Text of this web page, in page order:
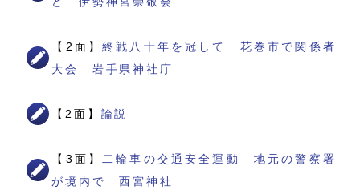
【2面】終戦八十年を冠して 花巻市で関係者
大会 岩手県神社庁
【2面】 論説
【3面】
二輪車の交通安全運動 地元の警察署
が境内で 西宮神社